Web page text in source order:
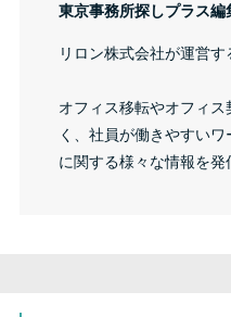
東京事務所探しプラス編
リロン株式会社が運営す
オフィス移転やオフィ
く、社員が働きやすい
に関する様々な情報を発